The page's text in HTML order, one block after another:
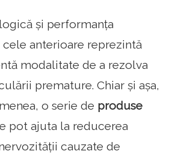
și performanța
anterioare reprezintă
modalitate de a rezolva
premature. Chiar și așa,
o serie de produse
pot ajuta la reducerea
cauzate de